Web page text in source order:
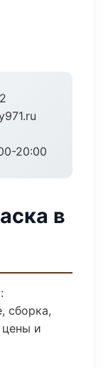
20:00
в
сборка,
цены и